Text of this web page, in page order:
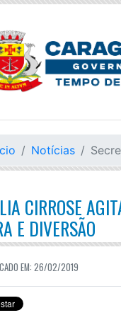
Notícias
CIRROSE
E DIVERSÃO
EM: 26/02/2019